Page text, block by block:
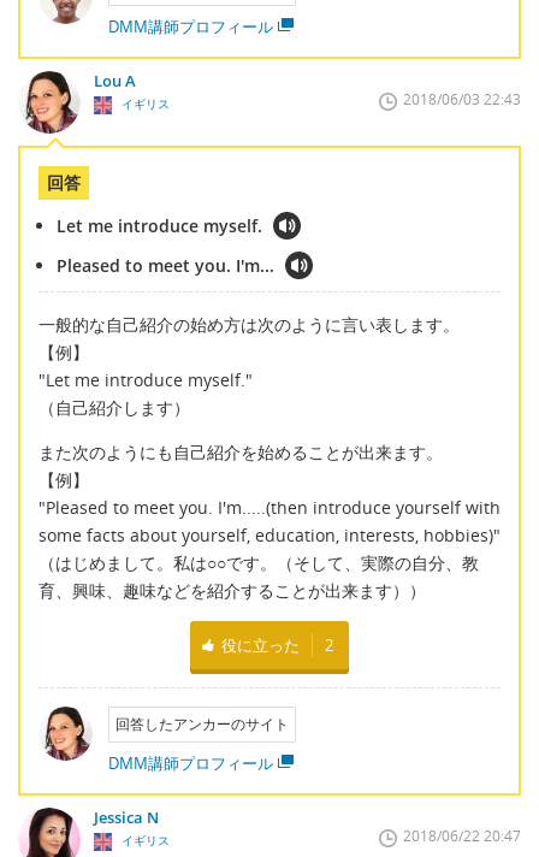
DMM講師プロフィール
Lou A
イギリス 2018/06/03 22:43
回答
Let me introduce myself.
Pleased to meet you. I'm...
一般的な自己紹介の始め方は次のように言い表します。
【例】
"Let me introduce myself."
（自己紹介します）
また次のようにも自己紹介を始めることが出来ます。
【例】
"Pleased to meet you. I'm.....(then introduce yourself with
some facts about yourself, education, interests, hobbies)"
（はじめまして。私は○○です。（そして、実際の自分、教
育、興味、趣味などを紹介することが出来ます））
役に立った 2
回答したアンカーのサイト
DMM講師プロフィール
Jessica N
イギリス 2018/06/22 20:47